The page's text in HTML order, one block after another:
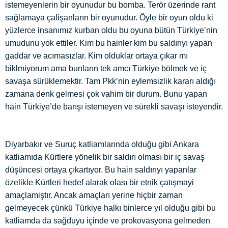
istemeyenlerin bir oyunudur bu bomba. Terör üzerinde rant
sağlamaya çalişanların bir oyunudur. Öyle bir oyun oldu ki
yüzlerce insanımız kurban oldu bu oyuna bütün Türkiye’nin
umudunu yok ettiler. Kim bu hainler kim bu saldırıyı yapan
gaddar ve acımasızlar. Kim olduklar ortaya çıkar mı
biklmiyorum ama bunların tek amcı Türkiye bölmek ve iç
savaşa sürüklemektir. Tam Pkk’nin eylemsizlik kararı aldığı
zamana denk gelmesi çok vahim bir durum. Bunu yapan
hain Türkiye’de barışı istemeyen ve sürekli savaşı isteyendir.
Diyarbakır ve Suruç katliamlarında olduğu gibi Ankara
katliamıda Kürtlere yönelik bir saldırı olması bir iç savaş
düşüncesi ortaya çıkartıyor. Bu hain saldırıyı yapanlar
özelikle Kürtleri hedef alarak olası bir etnik çatışmayi
amaçlamiştır. Ancak amaçları yerine hiçbir zaman
gelmeyecek çünkü Türkiye halkı binlerce yıl olduğu gibi bu
katliamda da sağduyu içinde ve prokovasyona gelmeden